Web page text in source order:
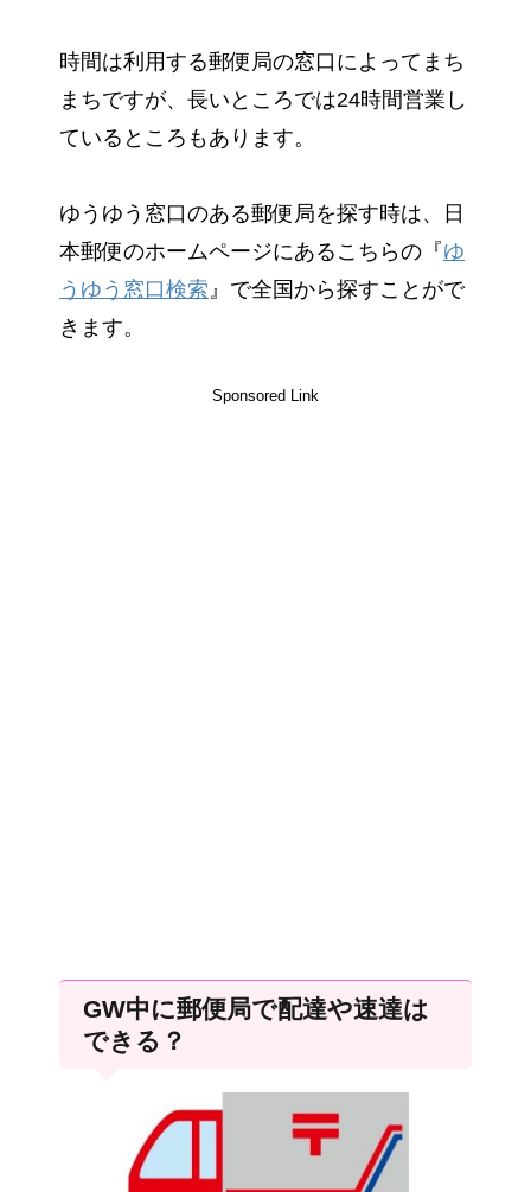
時間は利用する郵便局の窓口によってまち
まちですが、長いところでは24時間営業し
ているところもあります。
ゆうゆう窓口のある郵便局を探す時は、日
本郵便のホームページにあるこちらの『ゆ
うゆう窓口検索』で全国から探すことがで
きます。
Sponsored Link
GW中に郵便局で配達や速達は
できる？